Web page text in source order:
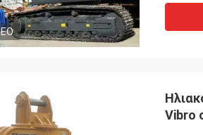
Vibro